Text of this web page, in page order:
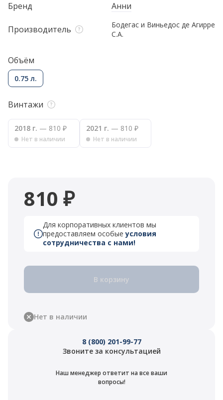
Бренд
Анни
Производитель
Бодегас и Виньедос де Агирре
С.А.
Объём
0.75 л.
Винтажи
2018 г. — 810 ₽
Нет в наличии
2021 г. — 810 ₽
Нет в наличии
810 ₽
Для корпоративных клиентов мы
предоставляем особыеусловия
сотрудничества с нами!
В корзину
Нет в наличии
8 (800) 201-99-77
Звоните за консультацией
Наш менеджер ответит на все ваши
вопросы!